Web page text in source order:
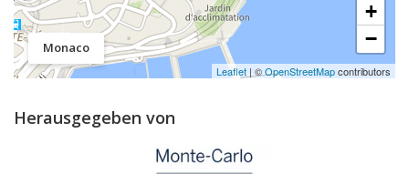
Monaco
+
−
Leaflet | ©OpenStreetMapcontributors
Herausgegeben von